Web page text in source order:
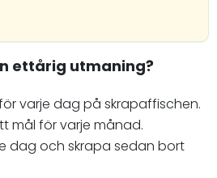
ettårig utmaning?
varje dag på skrapaffischen.
mål för varje månad.
dag och skrapa sedan bort